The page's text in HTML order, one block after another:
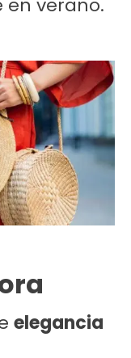
en verano.
elegancia